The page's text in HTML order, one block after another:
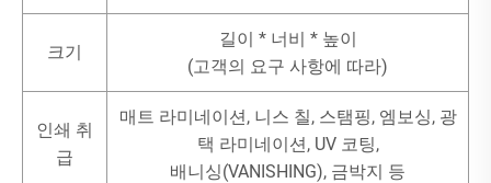
크기
길이 * 너비 * 높이
(고객의 요구 사항에 따라)
인쇄 취
급
매트 라미네이션, 니스 칠, 스탬핑, 엠보싱, 광
택 라미네이션, UV 코팅,
배니싱(VANISHING), 금박지 등